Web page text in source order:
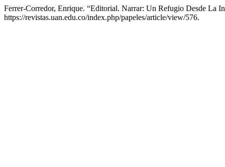
Ferrer-Corredor, Enrique. “Editorial. Narrar: Un Refugio Desde La
https://revistas.uan.edu.co/index.php/papeles/article/view/576.